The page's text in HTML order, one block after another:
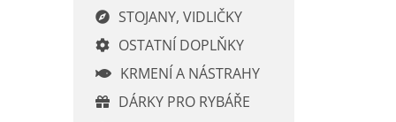
STOJANY, VIDLIČKY
OSTATNÍ DOPLŇKY
KRMENÍ A NÁSTRAHY
DÁRKY PRO RYBÁŘE